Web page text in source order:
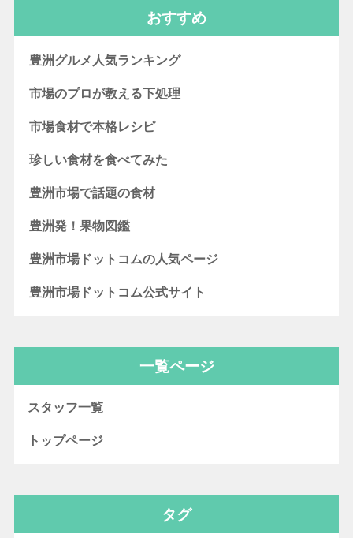
おすすめ
豊洲グルメ人気ランキング
市場のプロが教える下処理
市場食材で本格レシピ
珍しい食材を食べてみた
豊洲市場で話題の食材
豊洲発！果物図鑑
豊洲市場ドットコムの人気ページ
豊洲市場ドットコム公式サイト
一覧ページ
スタッフ一覧
トップページ
タグ